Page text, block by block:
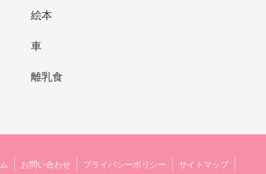
絵本
車
離乳食
お問い合わせ プライバシーポリシー サイトマップ